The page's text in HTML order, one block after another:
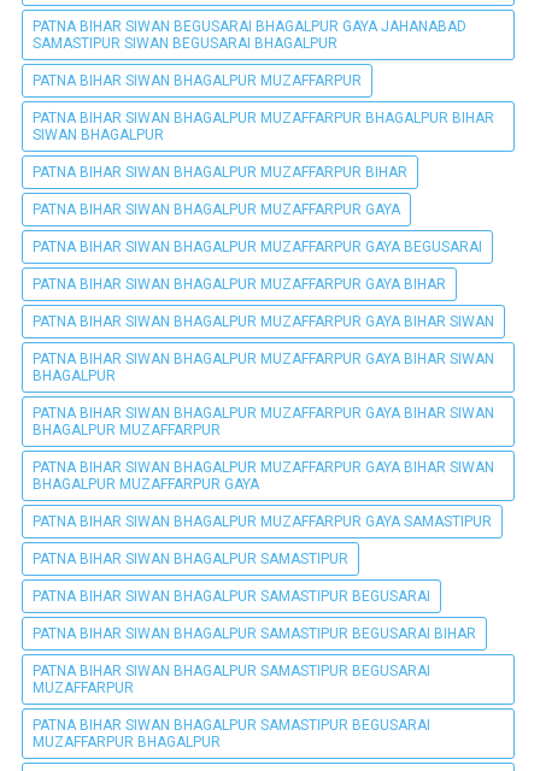
PATNA BIHAR SIWAN BEGUSARAI BHAGALPUR GAYA JAHANABAD
SAMASTIPUR SIWAN BEGUSARAI BHAGALPUR
PATNA BIHAR SIWAN BHAGALPUR MUZAFFARPUR
PATNA BIHAR SIWAN BHAGALPUR MUZAFFARPUR BHAGALPUR BIHAR
SIWAN BHAGALPUR
PATNA BIHAR SIWAN BHAGALPUR MUZAFFARPUR BIHAR
PATNA BIHAR SIWAN BHAGALPUR MUZAFFARPUR GAYA
PATNA BIHAR SIWAN BHAGALPUR MUZAFFARPUR GAYA BEGUSARAI
PATNA BIHAR SIWAN BHAGALPUR MUZAFFARPUR GAYA BIHAR
PATNA BIHAR SIWAN BHAGALPUR MUZAFFARPUR GAYA BIHAR SIWAN
PATNA BIHAR SIWAN BHAGALPUR MUZAFFARPUR GAYA BIHAR SIWAN
BHAGALPUR
PATNA BIHAR SIWAN BHAGALPUR MUZAFFARPUR GAYA BIHAR SIWAN
BHAGALPUR MUZAFFARPUR
PATNA BIHAR SIWAN BHAGALPUR MUZAFFARPUR GAYA BIHAR SIWAN
BHAGALPUR MUZAFFARPUR GAYA
PATNA BIHAR SIWAN BHAGALPUR MUZAFFARPUR GAYA SAMASTIPUR
PATNA BIHAR SIWAN BHAGALPUR SAMASTIPUR
PATNA BIHAR SIWAN BHAGALPUR SAMASTIPUR BEGUSARAI
PATNA BIHAR SIWAN BHAGALPUR SAMASTIPUR BEGUSARAI BIHAR
PATNA BIHAR SIWAN BHAGALPUR SAMASTIPUR BEGUSARAI
MUZAFFARPUR
PATNA BIHAR SIWAN BHAGALPUR SAMASTIPUR BEGUSARAI
MUZAFFARPUR BHAGALPUR